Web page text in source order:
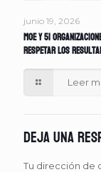
junio 19, 2026
MOE y 51
respetar los
Leer
Deja una
Tu dirección de